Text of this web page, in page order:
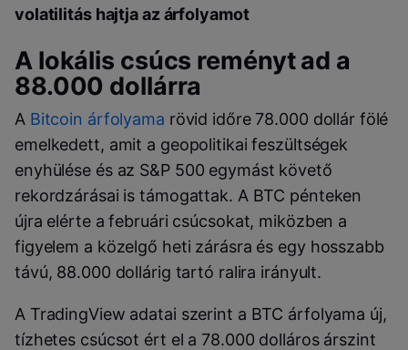
volatilitás hajtja az árfolyamot
A lokális csúcs reményt ad a
88.000 dollárra
A Bitcoin árfolyama rövid időre 78.000 dollár fölé
emelkedett, amit a geopolitikai feszültségek
enyhülése és az S&P 500 egymást követő
rekordzárásai is támogattak. A BTC pénteken
újra elérte a februári csúcsokat, miközben a
figyelem a közelgő heti zárásra és egy hosszabb
távú, 88.000 dollárig tartó ralira irányult.
A TradingView adatai szerint a BTC árfolyama új,
tízhetes csúcsot ért el a 78.000 dolláros árszint